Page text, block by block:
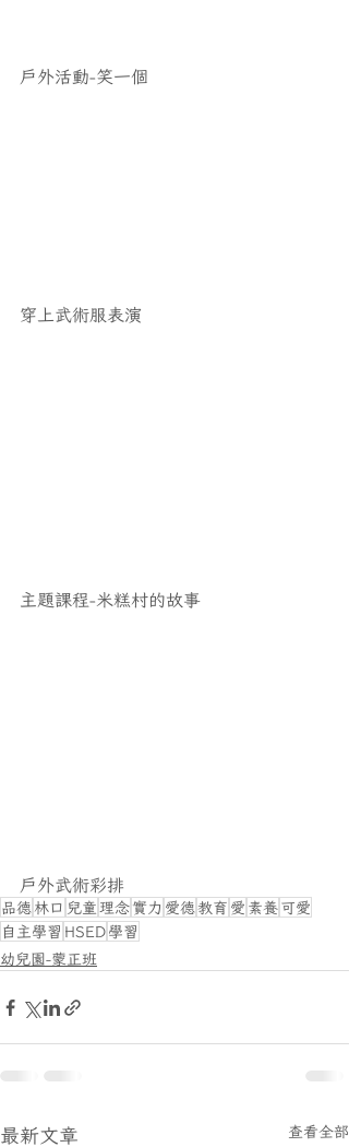
戶外活動-笑一個
穿上武術服表演
主題課程-米糕村的故事
戶外武術彩排
品德林口 兒童理念實力 愛德教育 愛 素養可愛
自主學習 HSED學習
幼兒園-蒙正班
最新文章 查看全部